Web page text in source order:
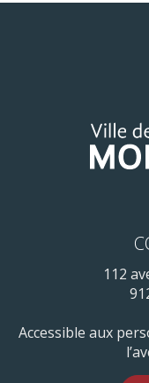
112
Accessible aux